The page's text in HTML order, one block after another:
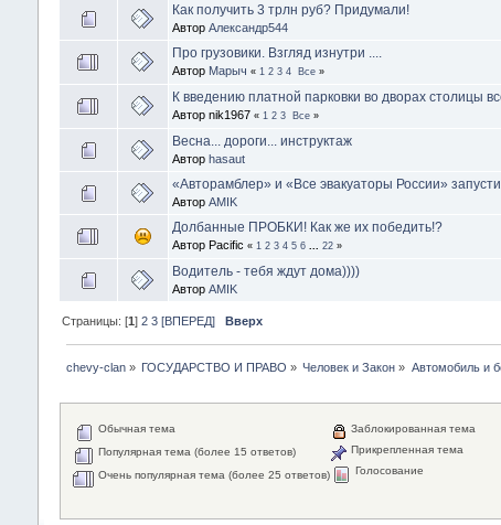
Как получить 3 трлн руб? Придумали!
Автор Александр544
Про грузовики. Взгляд изнутри ....
Автор Марыч « 1 2 3 4 Все»
К введению платной парковки во дворах столицы
Автор nik1967 « 1 2 3 Все»
Весна... дороги... инструктаж
Автор hasaut
«Авторамблер» и «Все эвакуаторы России»
Автор AMIK
Долбанные ПРОБКИ! Как же их победить!?
Автор Pacific « 1 2 3 4 5 6 22»
Водитель - тебя ждут дома))))
Автор AMIK
Страницы: [1] 2 3 [ВПЕРЕД] Вверх
chevy-clan» ГОСУДАРСТВО И ПРАВО » Человек и Закон » Автомобиль и
Обычная тема
Популярная тема (более 15 ответов)
Очень популярная тема (более 25 ответов)
Заблокированная тема
Прикрепленная тема
Голосование